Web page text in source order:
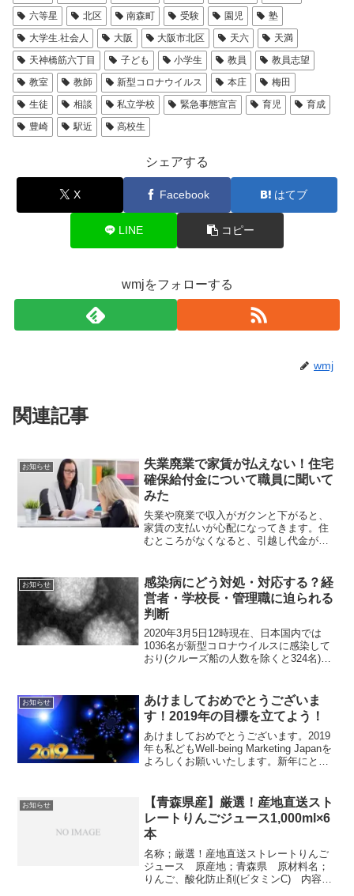
六等星
北区 南森町 受験 園児
塾
大学生.社会人
大阪 大阪市北区 天六
天満
天神橋筋六丁目
子ども 小学生 教員
教員志望
教室
教師 新型コロナウイルス 本庄
梅田
生徒
相談 私立学校 緊急事態宣言 育児
育成
豊崎
駅近 高校生
シェアする
X Facebook はてブ
LINE コピー
wmjをフォローする
wmj
関連記事
お知らせ
失業廃業で家賃が払えない！住宅
確保給付金について職員に聞いて
みた
失業や廃業で収入がガクンと下がると、
家賃の支払いが心配になってきます。住
むところがなくなると、引越し代金が必
そこで今回は、住居を確保するために申
請すべき住宅確保給付金について、大阪
市北区職員に話しを聞いた内容について
ご紹介します。
お知らせ
感染病にどう対処・対応する？経
営者・学校長・管理職に迫られる
判断
2020年3月5日12時現在、日本国内では
1036名が新型コロナウイルスに感染して
おり(クルーズ船の人数を除くと324名)、
さまざまな施策を打ち出していますが、
それと同時に会社企業の経営者、学校
長、管理職も労働者・従業員・教員・教
師・先生・生徒を守るために独自の対策
を考えなければなりません。そこで今回
は、国や会社企業・学校などの組織が感
お知らせ
あけましておめでとうございま
す！2019年の目標を立てよう！
あけましておめでとうございます。2019
年も私どもWell-being Marketing Japanを
よろしくお願いいたします。新年にとも
お知らせ
【青森県産】厳選！産地直送スト
レートりんごジュース1,000ml×6
本
名称；厳選！産地直送ストレートりんご
ジュース 原産地；青森県 原材料名；
りんご、酸化防止剤(ビタミンC) 内容